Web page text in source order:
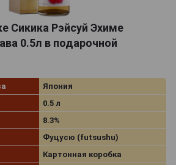
Сикика Рэйсуй Эхиме
0.5л в подарочной
Япония
0.5 л
8.3%
Фуцусю (futsushu)
Картонная коробка